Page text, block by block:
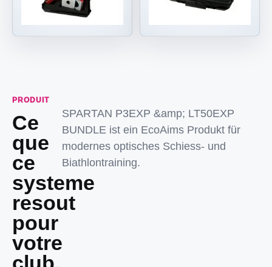
PRODUIT
Ce
que
ce
systeme
resout
pour
votre
SPARTAN P3EXP &amp; LT50EXP
BUNDLE ist ein EcoAims Produkt für
modernes optisches Schiess- und
Biathlontraining.